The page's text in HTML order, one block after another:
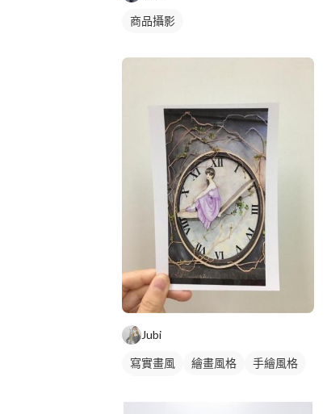
商品攝影
Jubi
寫實畫風 繪畫風格
手繪風格